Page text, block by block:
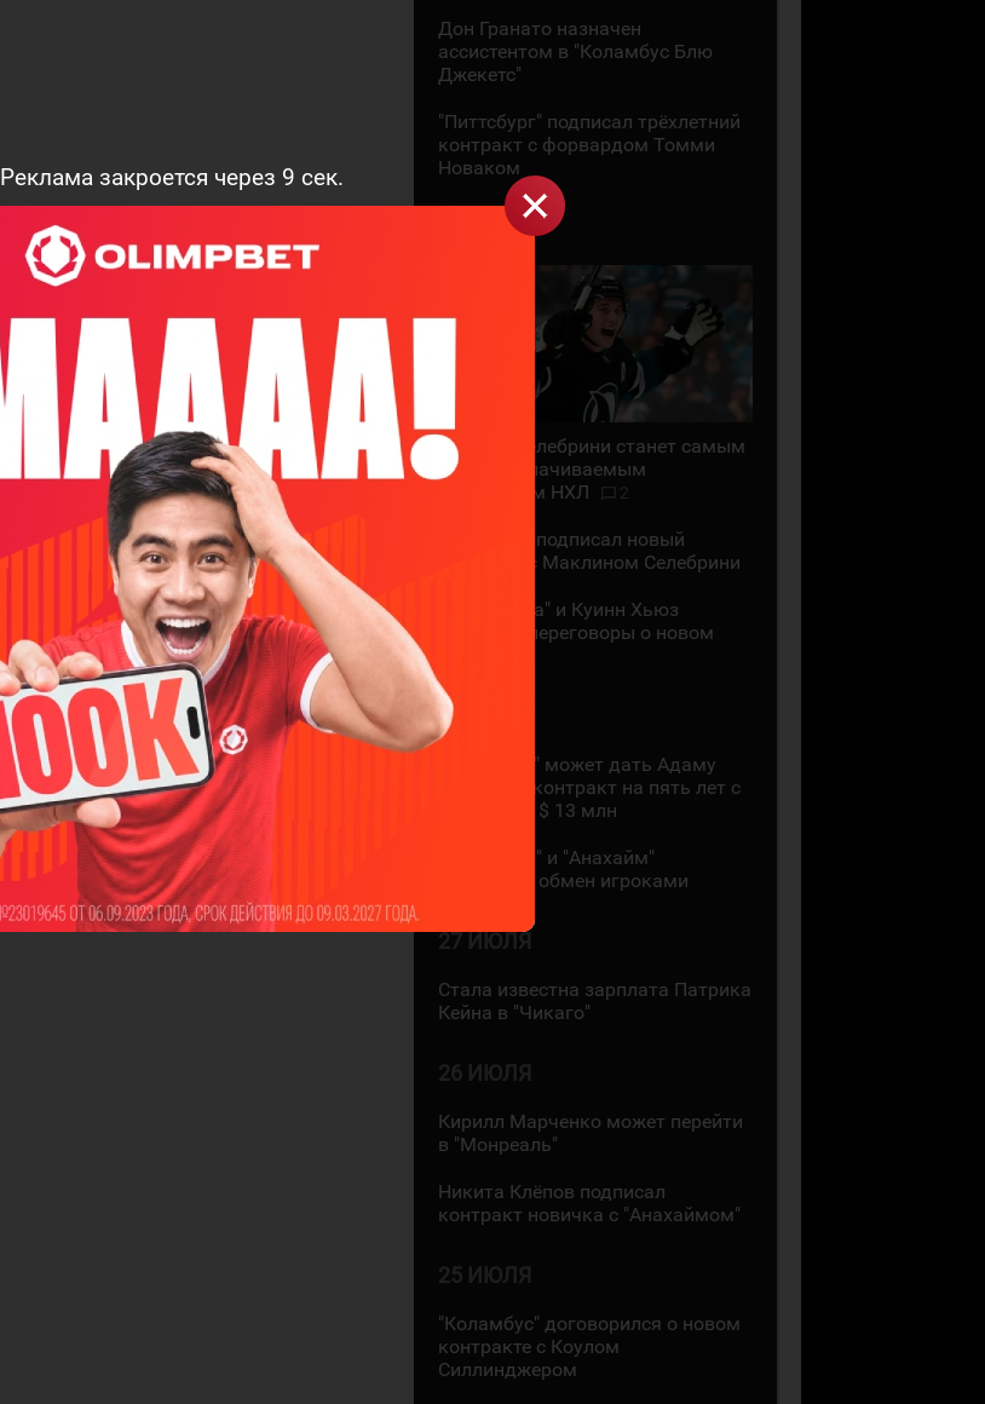
Реклама закроется через 7 сек.
Дон Гранато назначен
ассистентом в "Коламбус Блю
Джекетс"
"Питтсбург" подписал трёхлетний
контракт с форвардом Томми
Новаком
29 ИЮЛЯ
Маклин Селебрини станет самым
высокооплачиваемым
хоккеистом НХЛ
"Сан-Хосе" подписал новый
контракт с Маклином Селебрини
"Миннесота" и Куинн Хьюз
проведут переговоры о новом
28 ИЮЛЯ
"Коламбус" может дать Адаму
Фантилли контракт на пять лет с
зарплатой $ 13 млн
"Монреаль" и "Анахайм"
произвели обмен игроками
27 ИЮЛЯ
Стала известна зарплата Патрика
Кейна в "Чикаго"
26 ИЮЛЯ
Кирилл Марченко может перейти
в "Монреаль"
Никита Клёпов подписал
контракт новичка с "Анахаймом"
25 ИЮЛЯ
"Коламбус" договорился о новом
контракте с Коулом
Силлинджером